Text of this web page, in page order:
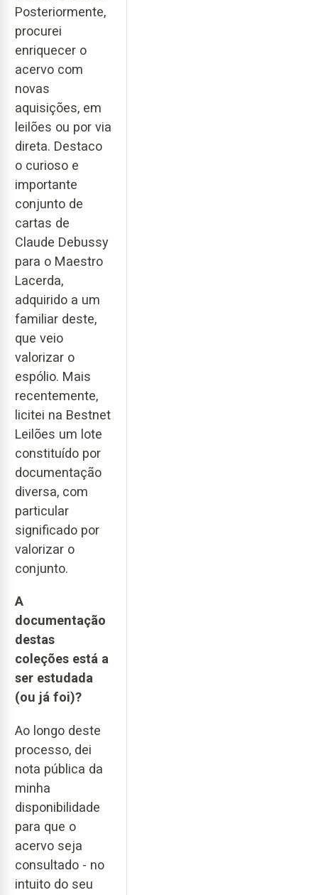
Posteriormente,
procurei
enriquecer o
acervo com
novas
aquisições, em
leilões ou por via
direta. Destaco
o curioso e
importante
conjunto de
cartas de
Claude Debussy
para o Maestro
Lacerda,
adquirido a um
familiar deste,
que veio
valorizar o
espólio. Mais
recentemente,
licitei na Bestnet
Leilões um lote
constituído por
documentação
diversa, com
particular
significado por
valorizar o
conjunto.
A
documentação
destas
coleções está a
ser estudada
(ou já foi)?
Ao longo deste
processo, dei
nota pública da
minha
disponibilidade
para que o
acervo seja
consultado - no
intuito do seu